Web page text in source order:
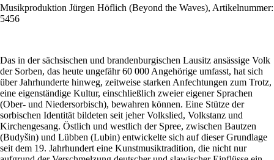
Musikproduktion Jürgen Höflich (Beyond the Waves), Artikelnummer:
5456
Das in der sächsischen und brandenburgischen Lausitz ansässige Volk
der Sorben, das heute ungefähr 60 000 Angehörige umfasst, hat sich
über Jahrhunderte hinweg, zeitweise starken Anfechtungen zum Trotz,
eine eigenständige Kultur, einschließlich zweier eigener Sprachen
(Ober- und Niedersorbisch), bewahren können. Eine Stütze der
sorbischen Identität bildeten seit jeher Volkslied, Volkstanz und
Kirchengesang. Östlich und westlich der Spree, zwischen Bautzen
(Budyšin) und Lübben (Lubin) entwickelte sich auf dieser Grundlage
seit dem 19. Jahrhundert eine Kunstmusiktradition, die nicht nur